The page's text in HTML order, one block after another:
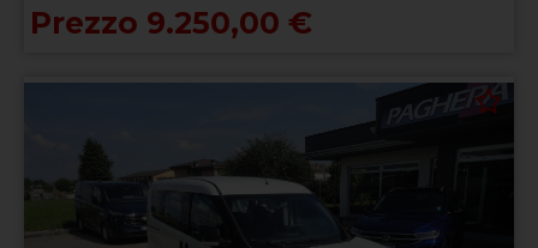
Prezzo 9.250,00 €